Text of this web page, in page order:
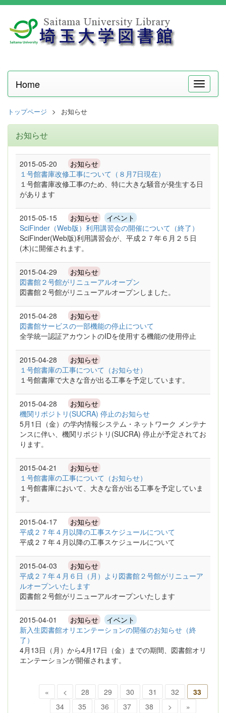
メ
ニ
Home
トップページ お知らせ
お知らせ
2015-05-20 お知らせ
１号館書庫改修工事について（８月7日現在）
１号館書庫改修工事のため、特に大きな騒音が発生する日
があります
2015-05-15 お知らせ イベント
SciFinder（Web版）利用講習会の開催について（終了）
SciFinder(Web版)利用講習会が、平成２７年６月２５日
(木)に開催されます。
2015-04-29 お知らせ
図書館２号館がリニューアルオープン
図書館２号館がリニューアルオープンしました。
2015-04-28 お知らせ
図書館サービスの一部機能の停止について
全学統一認証アカウントのIDを使用する機能の使用停止
2015-04-28 お知らせ
１号館書庫の工事について（お知らせ）
１号館書庫で大きな音が出る工事を予定しています。
2015-04-28 お知らせ
機関リポジトリ(SUCRA) 停止のお知らせ
5月1日（金）の学内情報システム・ネットワーク メンテナ
ンスに伴い、機関リポジトリ(SUCRA) 停止が予定されてお
ります。
2015-04-21 お知らせ
１号館書庫の工事について（お知らせ）
１号館書庫において、大きな音が出る工事を予定していま
す。
2015-04-17 お知らせ
平成２７年４月以降の工事スケジュールについて
平成２７年４月以降の工事スケジュールについて
2015-04-03 お知らせ
平成２７年４月６日（月）より図書館２号館がリニューア
ルオープンいたします
図書館２号館がリニューアルオープンいたします
2015-04-01 お知らせ イベント
新入生図書館オリエンテーションの開催のお知らせ（終
了）
4月13日（月）から4月17日（金）までの期間、図書館オリ
エンテーションが開催されます。
« < 28 29 30 31 32
33
34
35 36 37 38 > »